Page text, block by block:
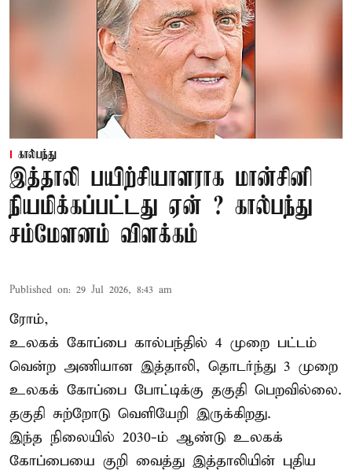
கால்பந்து
இத்தாலி பயிற்சியாளராக மான்சினி
நியமிக்கப்பட்டது ஏன் ? கால்பந்து
சம்மேளனம் விளக்கம்
Published on: 29 Jul 2026, 8:43 am
ரோம்,
உலகக் கோப்பை கால்பந்தில் 4 முறை பட்டம்
வென்ற அணியான இத்தாலி, தொடர்ந்து 3 முறை
உலகக் கோப்பை போட்டிக்கு தகுதி பெறவில்லை.
தகுதி சுற்றோடு வெளியேறி இருக்கிறது.
இந்த நிலையில் 2030-ம் ஆண்டு உலகக்
கோப்பையை குறி வைத்து இத்தாலியின் புதிய